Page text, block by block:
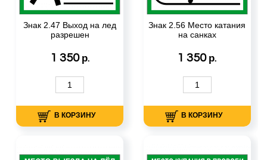
Знак 2.47 Выход на лед
разрешен
1 350 р.
В КОРЗИНУ
Знак 2.56 Место катания
на санках
1 350 р.
В КОРЗИНУ